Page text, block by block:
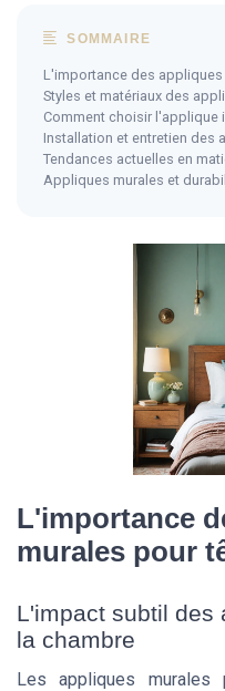
SOMMAIRE
L'importance des
Styles et matériaux des
Comment choisir l'applique
Installation et entretien des
Tendances actuelles en
Appliques murales et
L'importance
murales pour
L'impact subtil des
la chambre
Les appliques